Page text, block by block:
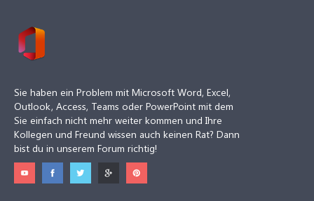
Sie haben ein Problem mit Microsoft Word, Excel,
Outlook, Access, Teams oder PowerPoint mit dem
Sie einfach nicht mehr weiter kommen und Ihre
Kollegen und Freund wissen auch keinen Rat? Dann
bist du in unserem Forum richtig!